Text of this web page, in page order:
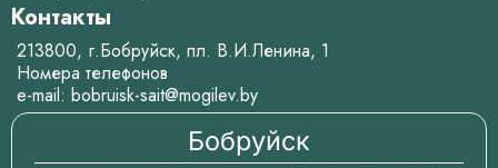
Контакты
213800, г.Бобруйск, пл. В.И.Ленина, 1
Номера телефонов
e-mail: bobruisk-sait@mogilev.by
Бобруйск